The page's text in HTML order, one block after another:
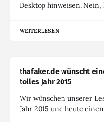
Desktop hinweisen. Nein,
WEITERLESEN
thafaker.de wünscht
tolles Jahr 2015
Wir wünschen unserer
Jahr 2015 und heute